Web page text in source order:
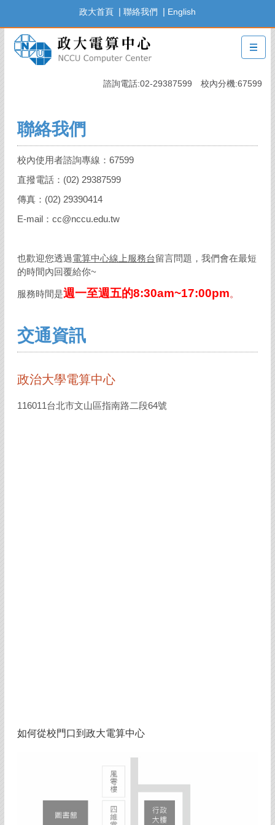
政大首頁 | 聯絡我們 | English
諮詢電話:02-29387599 校內分機:67599
聯絡我們
校內使用者諮詢專線：67599
直撥電話：(02) 29387599
傳真：(02) 29390414
E-mail：cc@nccu.edu.tw
也歡迎您透過電算中心線上服務台留言問題，我們會在最短
的時間內回覆給你~
服務時間是週一至週五的8:30am~17:00pm。
交通資訊
政治大學電算中心
116011台北市文山區指南路二段64號
如何從校門口到政大電算中心